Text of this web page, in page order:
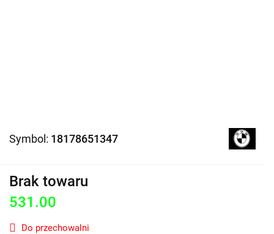
Symbol: 18178651347
Brak towaru
531.00
Do przechowalni